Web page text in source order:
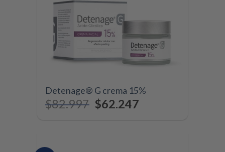
Detenage® G crema 15%
$82.997 $62.247